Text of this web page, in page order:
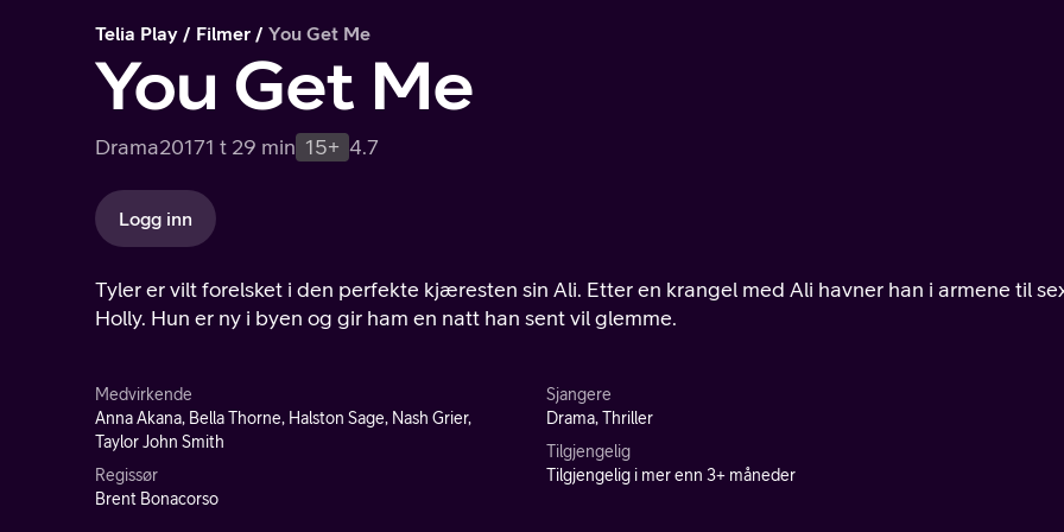
Telia Play Filmer You Get Me
You Get Me
Drama20171 t 29 min 15+ 4.7
Logg inn
Tyler er vilt forelsket i den perfekte kjæresten sin Ali. Etter en krangel med Ali havner han i armene til
Holly. Hun er ny i byen og gir ham en natt han sent vil glemme.
Medvirkende
Anna Akana, Bella Thorne, Halston Sage, Nash Grier,
Taylor John Smith
Regissør
Brent Bonacorso
Sjangere
Drama, Thriller
Tilgjengelig
Tilgjengelig i mer enn 3+ måneder